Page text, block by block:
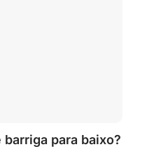
para baixo?